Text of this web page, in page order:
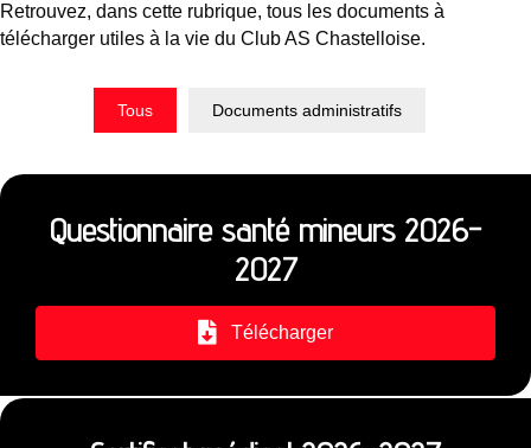
Retrouvez, dans cette rubrique, tous les documents à
télécharger utiles à la vie du Club AS Chastelloise.
Tous Documents administratifs
Questionnaire santé mineurs 2026-
2027
Télécharger